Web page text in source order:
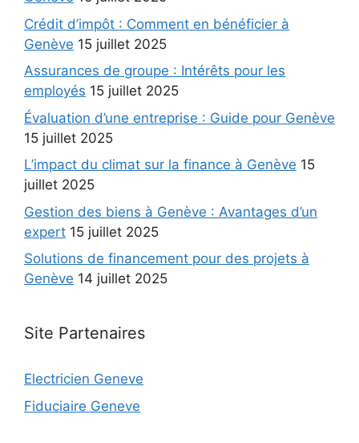
Crédit d’impôt : Comment en bénéficier à
Genève 15 juillet 2025
Assurances de groupe : Intérêts pour les
employés 15 juillet 2025
Évaluation d’une entreprise : Guide pour Genève
15 juillet 2025
L’impact du climat sur la finance à Genève 15
juillet 2025
Gestion des biens à Genève : Avantages d’un
expert 15 juillet 2025
Solutions de financement pour des projets à
Genève 14 juillet 2025
Site Partenaires
Electricien Geneve
Fiduciaire Geneve